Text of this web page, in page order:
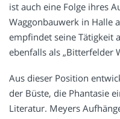
ist auch eine Folge ihres
Waggonbauwerk in Halle
empfindet seine Tätigkeit
ebenfalls als „Bitterfelder
Aus dieser Position
der Büste, die Phantasie
Literatur. Meyers